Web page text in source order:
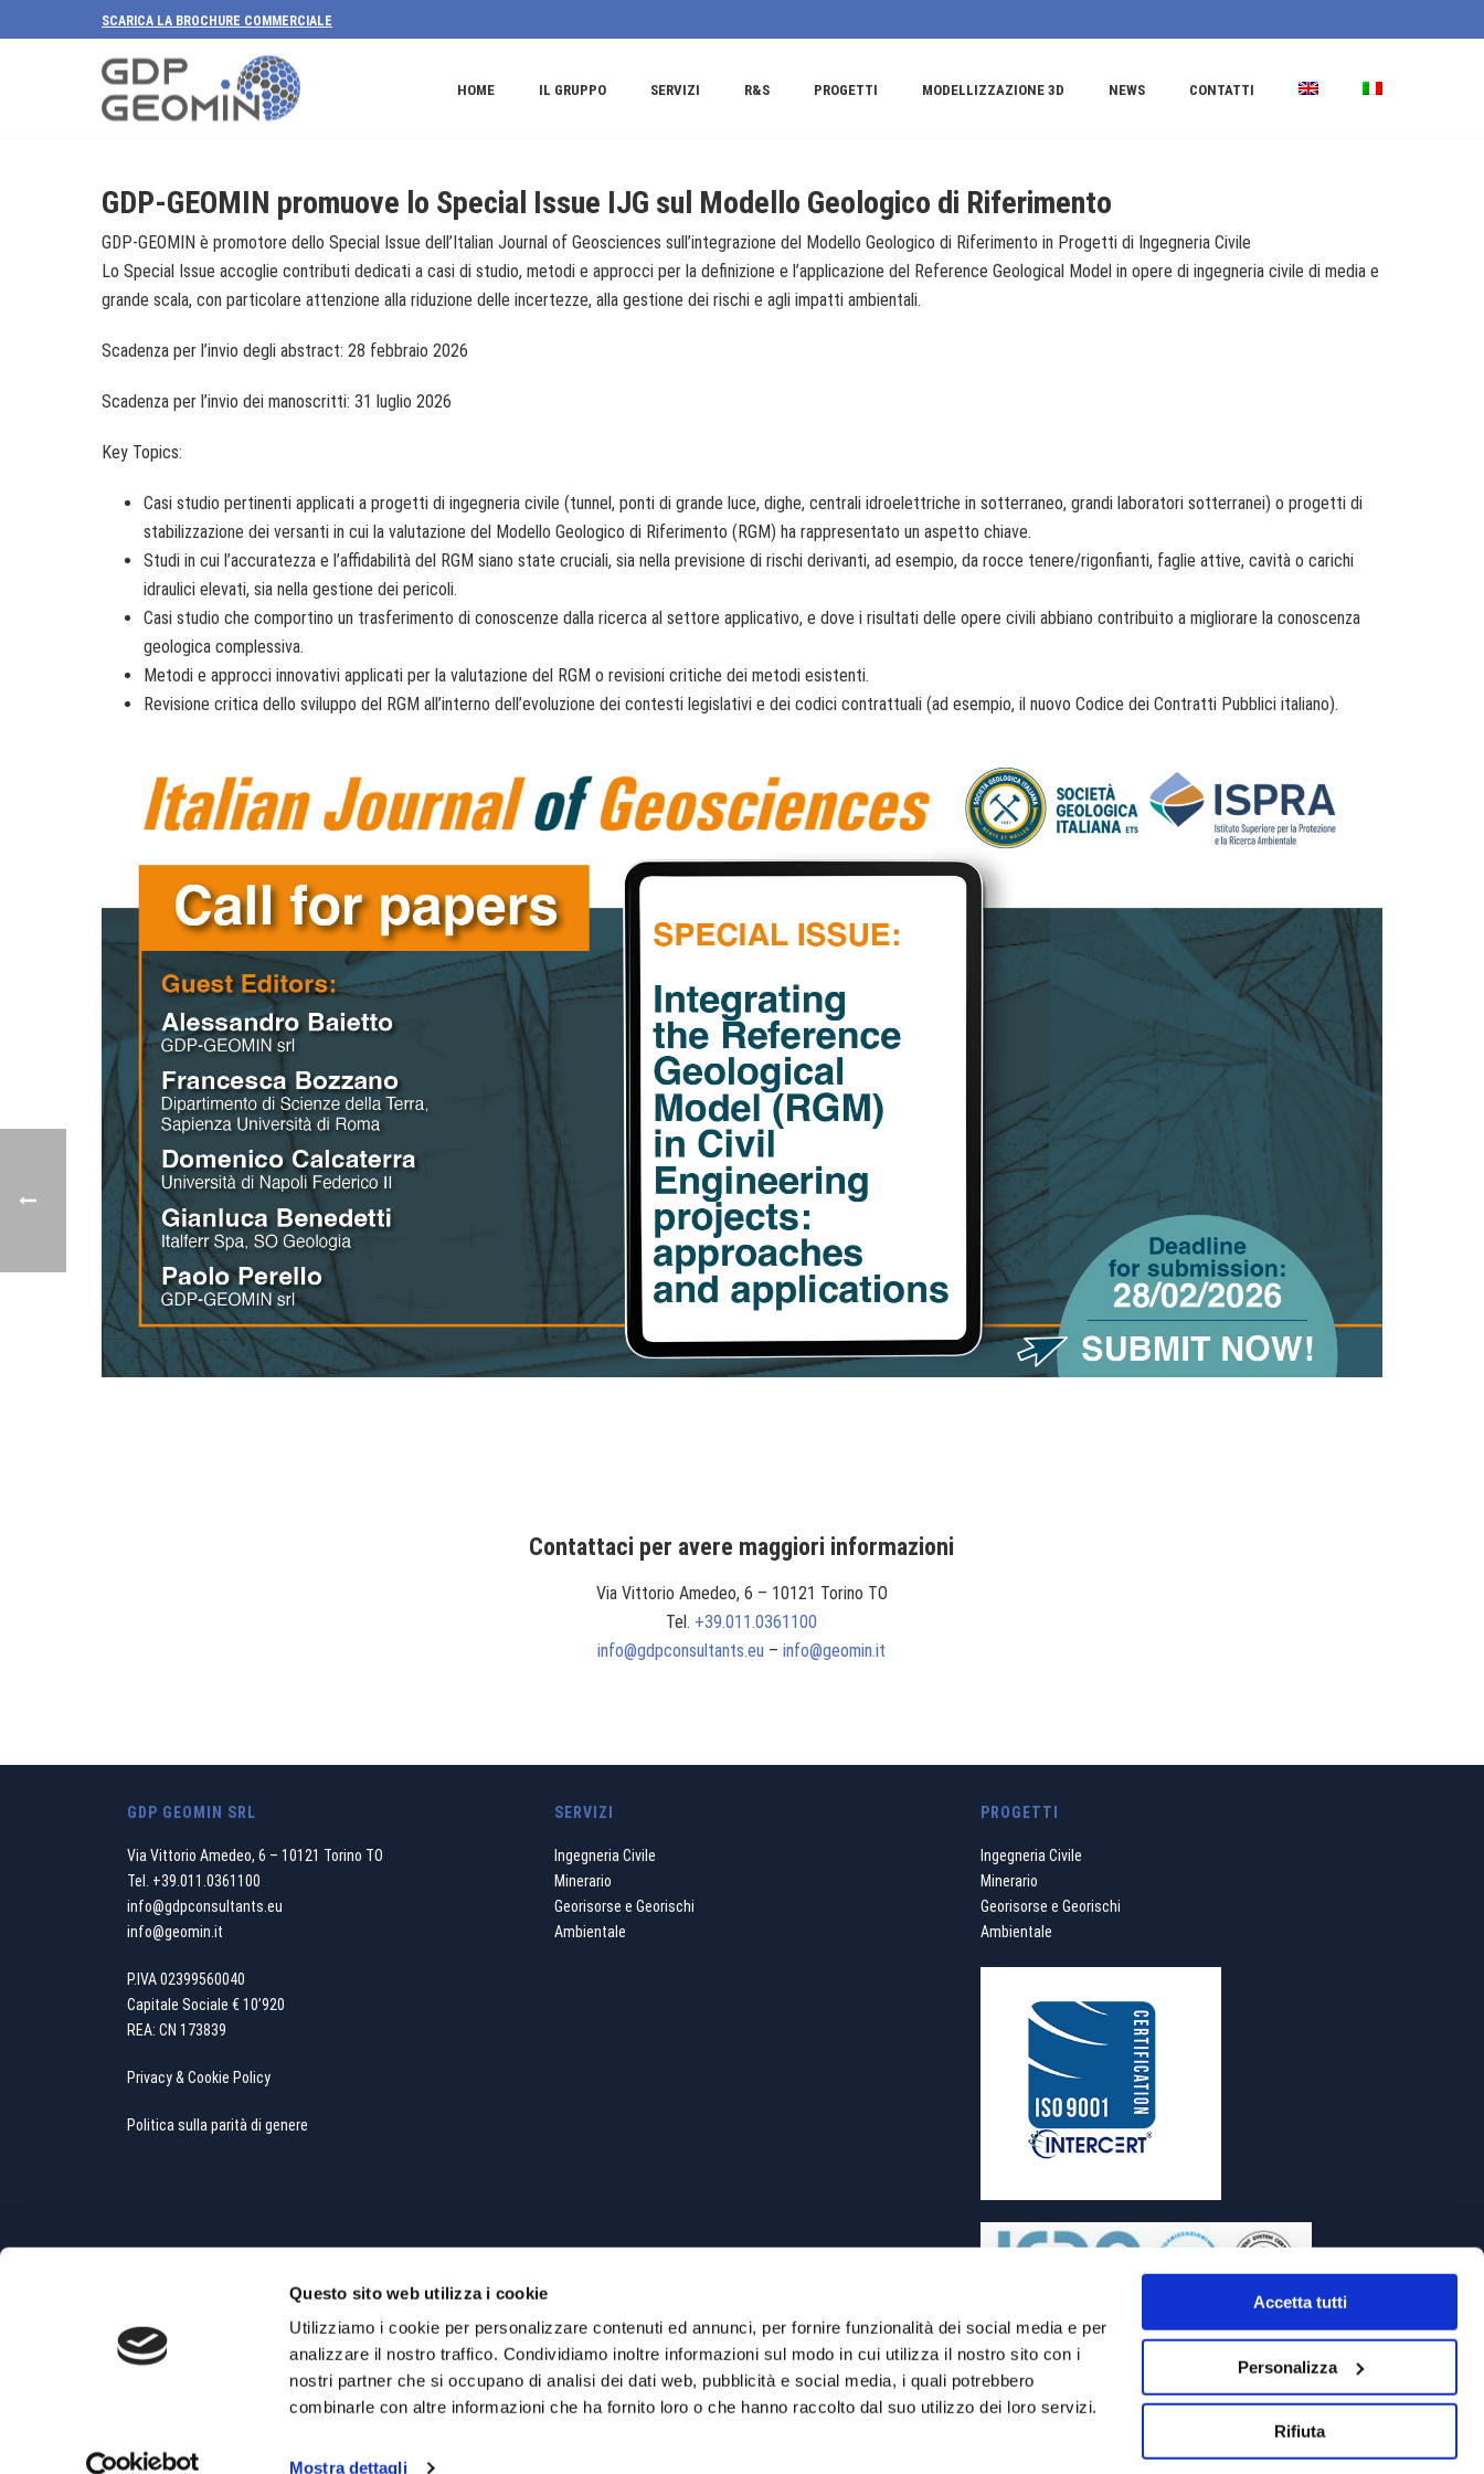
Questo sito web utilizza i cookie
Utilizziamo i cookie per personalizzare contenuti ed annunci, per fornire funzionalità dei social media e per
analizzare il nostro traffico. Condividiamo inoltre informazioni sul modo in cui utilizza il nostro sito con i
nostri partner che si occupano di analisi dei dati web, pubblicità e social media, i quali potrebbero
combinarle con altre informazioni che ha fornito loro o che hanno raccolto dal suo utilizzo dei loro servizi.
Mostra dettagli
Accetta tutti
Personalizza
Rifiuta
SCARICA LA BROCHURE COMMERCIALE
HOME IL GRUPPO SERVIZI R&S PROGETTI MODELLIZZAZIONE 3D NEWS CONTATTI
GDP-GEOMIN promuove lo Special Issue IJG sul Modello Geologico di Riferimento
GDP-GEOMIN è promotore dello Special Issue dell’Italian Journal of Geosciences sull’integrazione del Modello Geologico di Riferimento in Progetti di Ingegneria Civile
Lo Special Issue accoglie contributi dedicati a casi di studio, metodi e approcci per la definizione e l’applicazione del Reference Geological Model in opere di ingegneria civile di media e
grande scala, con particolare attenzione alla riduzione delle incertezze, alla gestione dei rischi e agli impatti ambientali.
Scadenza per l’invio degli abstract: 28 febbraio 2026
Scadenza per l’invio dei manoscritti: 31 luglio 2026
Key Topics:
Casi studio pertinenti applicati a progetti di ingegneria civile (tunnel, ponti di grande luce, dighe, centrali idroelettriche in sotterraneo, grandi laboratori sotterranei) o progetti di
stabilizzazione dei versanti in cui la valutazione del Modello Geologico di Riferimento (RGM) ha rappresentato un aspetto chiave.
Studi in cui l’accuratezza e l’affidabilità del RGM siano state cruciali, sia nella previsione di rischi derivanti, ad esempio, da rocce tenere/rigonfianti, faglie attive, cavità o carichi
idraulici elevati, sia nella gestione dei pericoli.
Casi studio che comportino un trasferimento di conoscenze dalla ricerca al settore applicativo, e dove i risultati delle opere civili abbiano contribuito a migliorare la conoscenza
geologica complessiva.
Metodi e approcci innovativi applicati per la valutazione del RGM o revisioni critiche dei metodi esistenti.
Revisione critica dello sviluppo del RGM all’interno dell’evoluzione dei contesti legislativi e dei codici contrattuali (ad esempio, il nuovo Codice dei Contratti Pubblici italiano).
Contattaci per avere maggiori informazioni
Via Vittorio Amedeo, 6 – 10121 Torino TO
Tel. +39.011.0361100
info@gdpconsultants.eu –info@geomin.it
GDP GEOMIN SRL
Via Vittorio Amedeo, 6 – 10121 Torino TO
Tel. +39.011.0361100
info@gdpconsultants.eu
info@geomin.it
P.IVA 02399560040
Capitale Sociale € 10’920
REA: CN 173839
Privacy & Cookie Policy
Politica sulla parità di genere
SERVIZI
Ingegneria Civile
Minerario
Georisorse e Georischi
Ambientale
PROGETTI
Ingegneria Civile
Minerario
Georisorse e Georischi
Ambientale
Copyright All Rights Reserved © 2019 - Powered by WhiteLab Siti Internet Torino